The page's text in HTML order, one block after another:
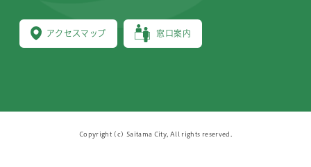
アクセスマップ 窓口案内
Copyright (c) Saitama City, All rights reserved.